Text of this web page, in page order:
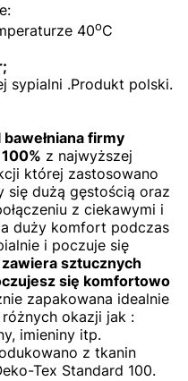
40oC
sypialni .Produkt polski.
firmy
100% z najwyższej
której zastosowano
się dużą gęstością oraz
z ciekawymi i
duży komfort podczas
i poczuje się
zawiera sztucznych
się komfortowo
zapakowana idealnie
okazji jak :
imieniny itp.
z tkanin
Tex Standard 100.